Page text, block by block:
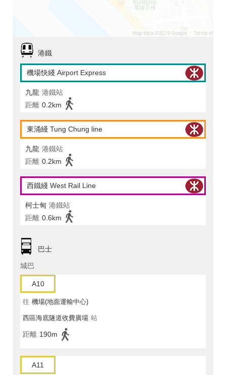
港鐵
機場快綫 Airport Express
九龍 港鐵站
距離 0.2km
東涌綫 Tung Chung line
九龍 港鐵站
距離 0.2km
西鐵綫 West Rail Line
柯士甸 港鐵站
距離 0.6km
巴士
城巴
A10
往 機場(地面運輸中心)
西區海底隧道收費廣場 站
距離 190m
A11